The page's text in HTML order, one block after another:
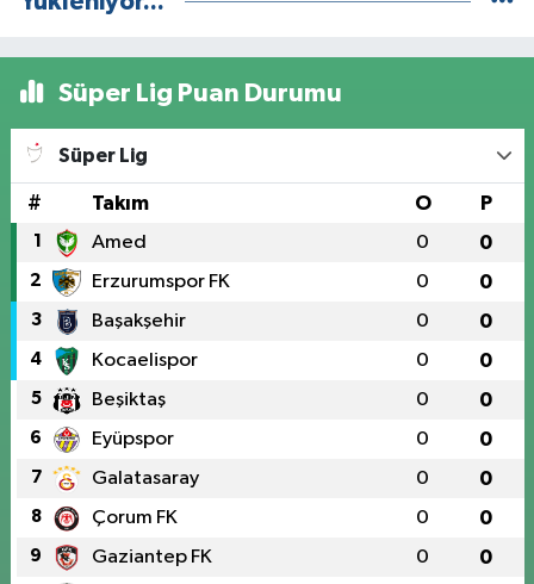
Süper Lig Puan Durumu
Süper Lig
# Takım O P
1 Amed 0 0
2 Erzurumspor FK 0 0
3 Başakşehir 0 0
4 Kocaelispor 0 0
5 Beşiktaş 0 0
6 Eyüpspor 0 0
7 Galatasaray 0 0
8 Çorum FK 0 0
9 Gaziantep FK 0 0